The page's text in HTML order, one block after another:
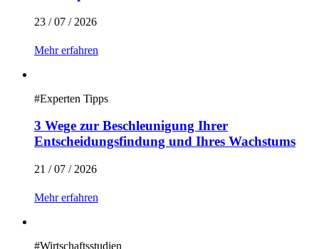
23 / 07 / 2026
Mehr erfahren
#Experten Tipps
3 Wege zur Beschleunigung Ihrer
Entscheidungsfindung und Ihres Wachstums
21 / 07 / 2026
Mehr erfahren
#Wirtschaftsstudien